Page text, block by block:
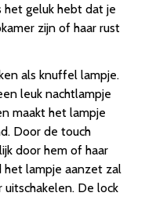
het geluk hebt dat je
zijn of haar rust
als knuffel lampje.
leuk nachtlampje
maakt het lampje
Door de touch
door hem of haar
het lampje aanzet zal
De lock